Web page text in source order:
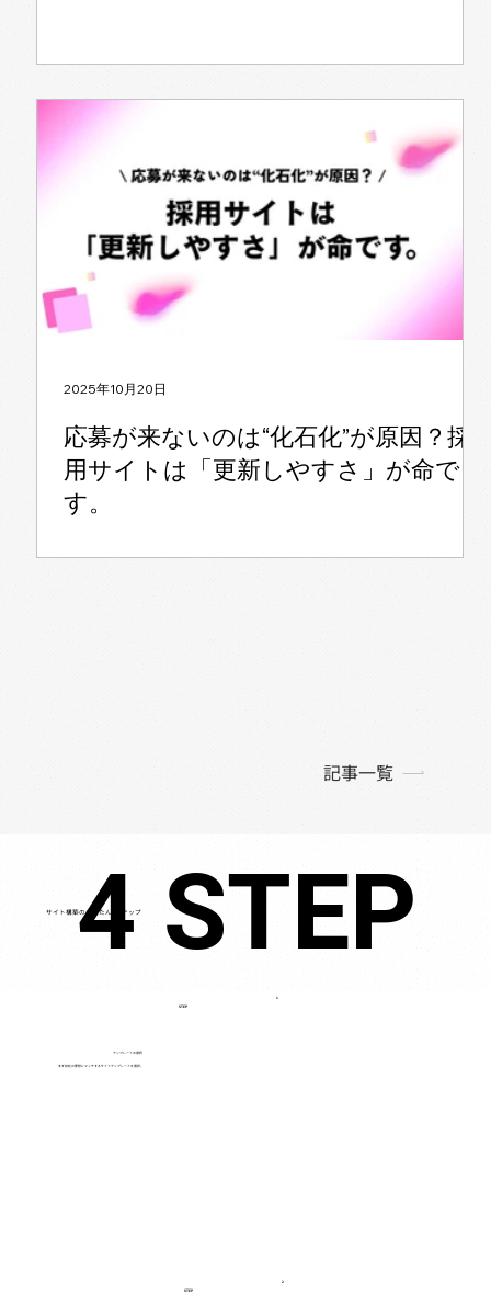
応募が来ないのは“化石化”が原因？採
用サイトは「更新しやすさ」が命で
す。
2025年10月20日
記事一覧
サイト構築のかんたん4ステップ
4 STEP
4 STEP
STEP
1
テンプレートの選択
まず自社の理想にマッチするサイトテンプレートを選択。
STEP
2